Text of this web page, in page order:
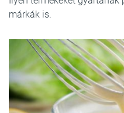
márkák is.